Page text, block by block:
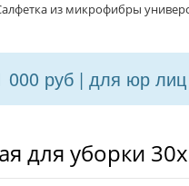
из микрофибры
руб | для юр
для уборки